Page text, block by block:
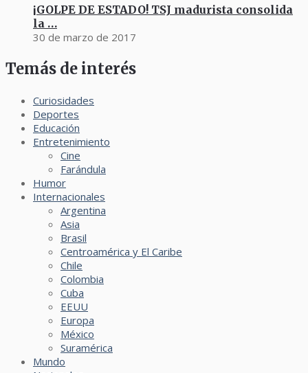
¡GOLPE DE ESTADO! TSJ madurista consolida
la …
30 de marzo de 2017
Temás de interés
Curiosidades
Deportes
Educación
Entretenimiento
Cine
Farándula
Humor
Internacionales
Argentina
Asia
Brasil
Centroamérica y El Caribe
Chile
Colombia
Cuba
EEUU
Europa
México
Suramérica
Mundo